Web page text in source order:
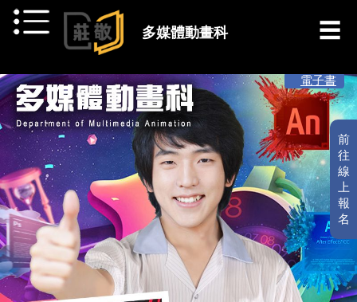
跳到主要內容
多媒體動畫科
前
往
線
上
報
名
電子書